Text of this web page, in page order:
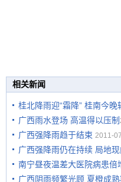
相关新闻
桂北降雨迎“霜降” 桂南今晚
广西雨水登场 高温得以压制
广西强降雨趋于结束 2011-
广西强降雨仍在持续 局地
南宁昼夜温差大医院病患倍
广西阴雨频繁光顾 夏橙成